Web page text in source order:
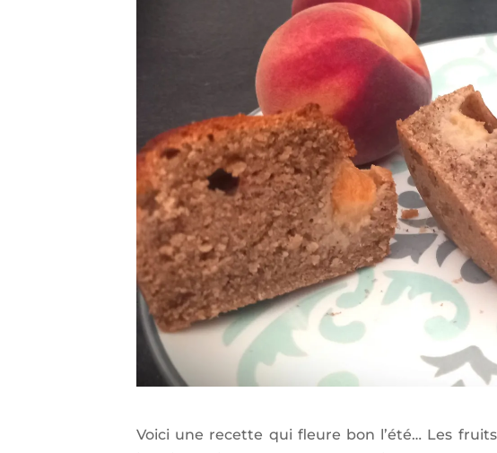
Voici une recette qui fleure bon l’été… Les